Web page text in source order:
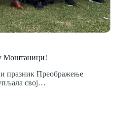
Моштаници!
празник Преображење
свој…